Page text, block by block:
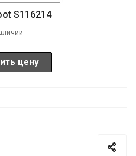
S116214
цену